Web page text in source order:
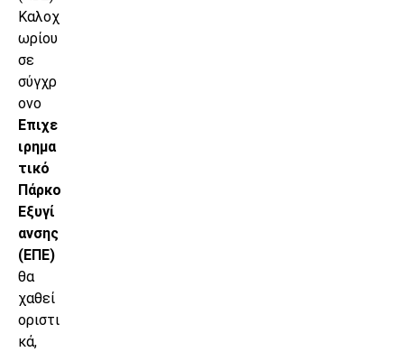
Καλοχ
ωρίου
σε
σύγχρ
ονο
Επιχε
ιρημα
τικό
Πάρκο
Εξυγί
ανσης
(ΕΠΕ)
θα
χαθεί
οριστι
κά,